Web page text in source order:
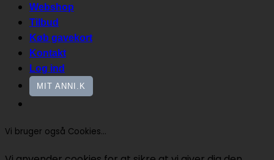
Webshop
Tilbud
Køb gavekort
Kontakt
Log ind
MIT ANNI.K
Vi bruger også Cookies...